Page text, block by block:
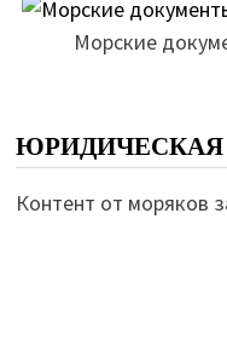
Морские
Контент от моряков